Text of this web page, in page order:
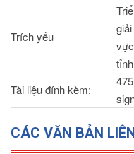
Trích yếu
Tài liệu đính kèm:
CÁC VĂN BẢN